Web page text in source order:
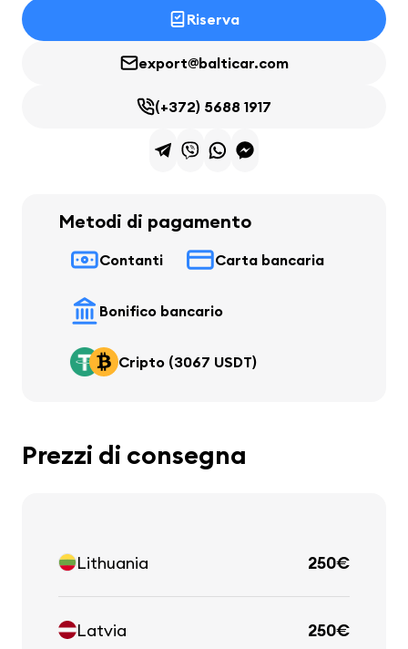
Riserva
export@balticar.com
(+372) 5688 1917
Metodi di pagamento
Contanti Carta bancaria
Bonifico bancario
Cripto (3067 USDT)
Prezzi di consegna
Lithuania 250€
Latvia 250€